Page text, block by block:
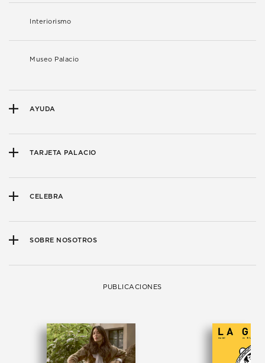
Interiorismo
Museo Palacio
AYUDA
TARJETA PALACIO
CELEBRA
SOBRE NOSOTROS
PUBLICACIONES